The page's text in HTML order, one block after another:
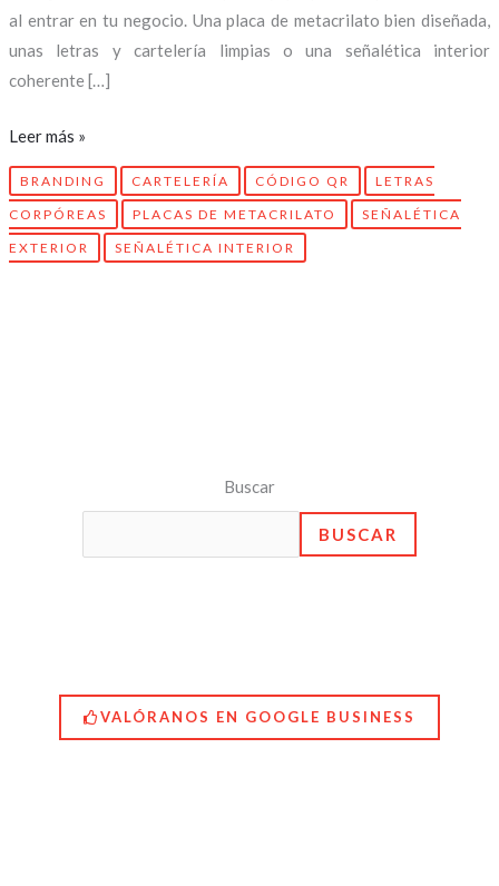
al entrar en tu negocio. Una placa de metacrilato bien diseñada,
unas letras y cartelería limpias o una señalética interior
coherente […]
Leer más »
BRANDING CARTELERÍA CÓDIGO QR
LETRAS
CORPÓREAS
PLACAS DE METACRILATO
SEÑALÉTICA
EXTERIOR
SEÑALÉTICA INTERIOR
Buscar
BUSCAR
VALÓRANOS EN GOOGLE BUSINESS